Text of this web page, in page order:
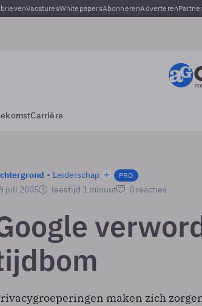
VacaturesWhitepapersAbonnerenAdverteren
Carrière
Leiderschap PRO
juli 2005 leestijd 1 minuut 0 reacties
maken zich